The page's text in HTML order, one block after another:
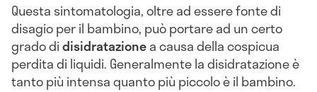
Questa sintomatologia, oltre ad essere fonte di
disagio per il bambino, può portare ad un certo
grado didisidratazionea causa della cospicua
perdita di liquidi. Generalmente la disidratazione è
tanto più intensa quanto più piccolo è il bambino.